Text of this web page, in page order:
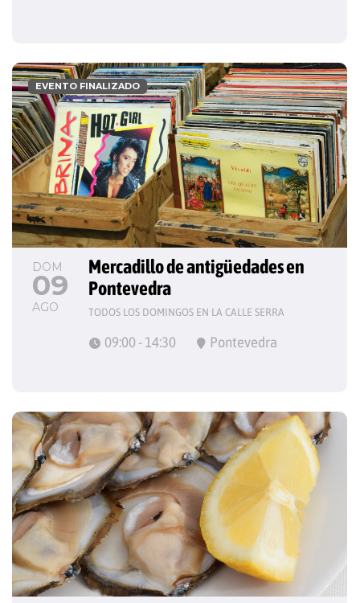
DOM
09
AGO
Mercadillo de antigüedades en
Pontevedra
TODOS LOS DOMINGOS EN LA CALLE SERRA
09:00 - 14:30 Pontevedra
EVENTO FINALIZADO